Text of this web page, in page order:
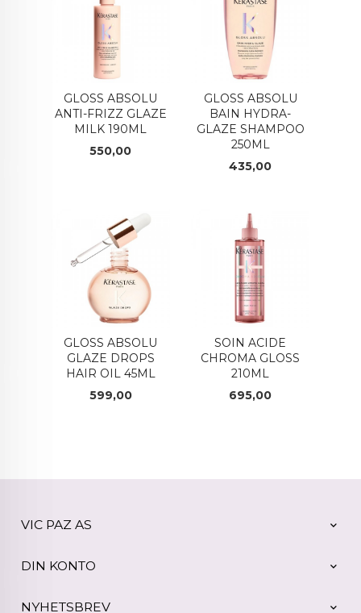
GLOSS ABSOLU
ANTI-FRIZZ GLAZE
MILK 190ML
Pris
550,00
GLOSS ABSOLU
BAIN HYDRA-
GLAZE SHAMPOO
250ML
Pris
435,00
GLOSS ABSOLU
GLAZE DROPS
HAIR OIL 45ML
Pris
599,00
SOIN ACIDE
CHROMA GLOSS
210ML
Pris
695,00
VIC PAZ AS
DIN KONTO
NYHETSBREV